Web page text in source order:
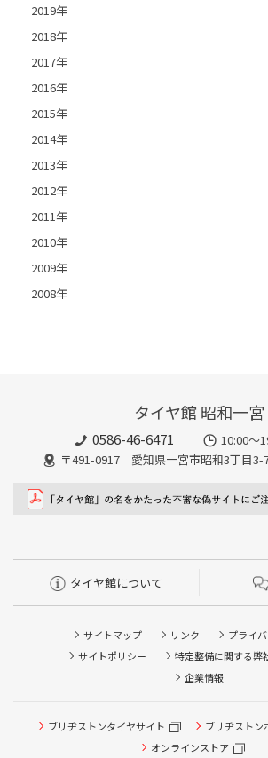
2019年
2018年
2017年
2016年
2015年
2014年
2013年
2012年
2011年
2010年
2009年
2008年
タイヤ館 昭和一宮
0586-46-6471
10:00～
〒491-0917 愛知県一宮市昭和3丁目3-
タイヤ館について
サイトマップ リンク
プライ
サイトポリシー
特定整備に関する弊
企業情報
ブリヂストンタイヤサイト
ブリヂストン
オンラインストア